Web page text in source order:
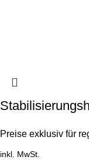
Preise exklusiv für
inkl. MwSt.